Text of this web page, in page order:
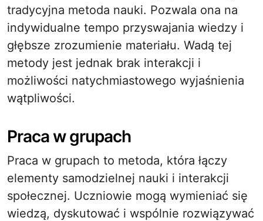
tradycyjna metoda nauki. Pozwala ona na
indywidualne tempo przyswajania wiedzy i
głębsze zrozumienie materiału. Wadą tej
metody jest jednak brak interakcji i
możliwości natychmiastowego wyjaśnienia
wątpliwości.
Praca w grupach
Praca w grupach to metoda, która łączy
elementy samodzielnej nauki i interakcji
społecznej. Uczniowie mogą wymieniać się
wiedzą, dyskutować i wspólnie rozwiązywać